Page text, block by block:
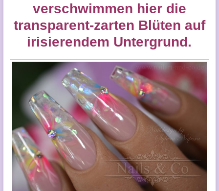
verschwimmen hier die
transparent-zarten Blüten auf
irisierendem Untergrund.